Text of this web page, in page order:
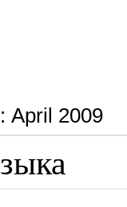
April 2009